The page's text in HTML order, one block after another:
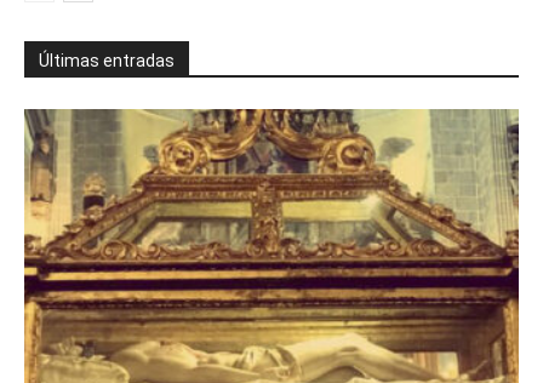
Últimas entradas